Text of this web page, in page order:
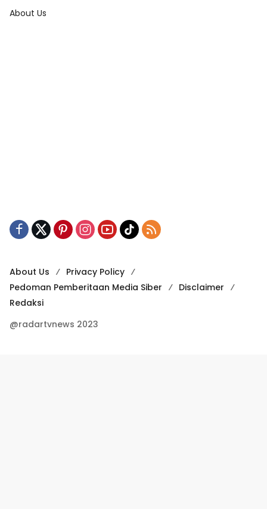
About Us
About Us
Privacy Policy
Pedoman Pemberitaan Media Siber
Disclaimer
Redaksi
@radartvnews 2023